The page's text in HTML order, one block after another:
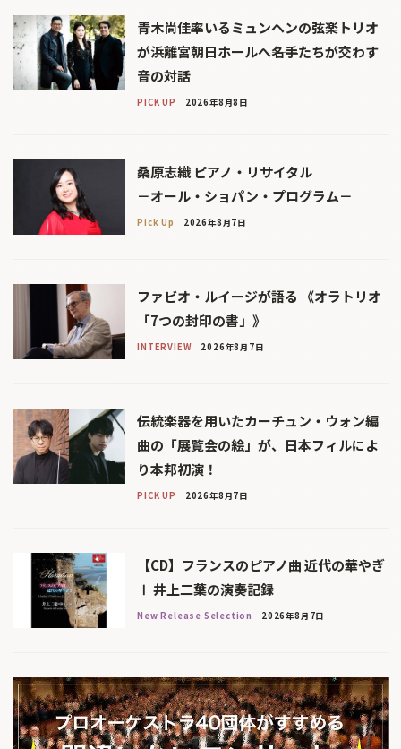
青木尚佳率いるミュンヘンの弦楽トリオ
が浜離宮朝日ホールへ――名手たちが交わす
音の対話
PICK UP 2026年8月8日
桑原志織 ピアノ・リサイタル
－オール・ショパン・プログラム－
Pick Up 2026年8月7日
ファビオ・ルイージが語る 《オラトリオ
「7つの封印の書」》
INTERVIEW 2026年8月7日
伝統楽器を用いたカーチュン・ウォン編
曲の「展覧会の絵」が、日本フィルによ
り本邦初演！
PICK UP 2026年8月7日
【CD】フランスのピアノ曲 近代の華やぎ
Ⅰ 井上二葉の演奏記録
New Release Selection 2026年8月7日